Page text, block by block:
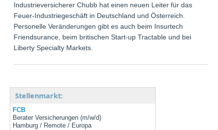
Industrieversicherer Chubb hat einen neuen Leiter für das
Feuer-Industriegeschäft in Deutschland und Österreich.
Personelle Veränderungen gibt es auch beim Insurtech
Friendsurance, beim britischen Start-up Tractable und bei
Liberty Specialty Markets.
Stellenmarkt:
FCB
Berater Versicherungen (m/w/d)
Hamburg / Remote / Europa